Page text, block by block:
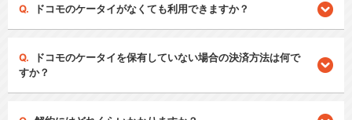
ドコモのケータイがなくても利用できますか？
ドコモのケータイを保有していない場合の決済方法は何で
すか？